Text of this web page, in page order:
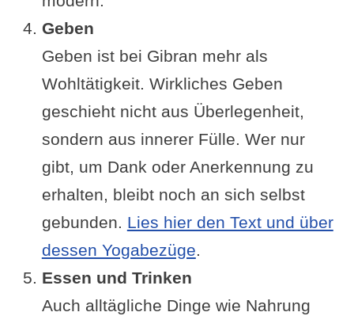
Geben
Geben ist bei Gibran mehr als
Wohltätigkeit. Wirkliches Geben
geschieht nicht aus Überlegenheit,
sondern aus innerer Fülle. Wer nur
gibt, um Dank oder Anerkennung zu
erhalten, bleibt noch an sich selbst
gebunden. Lies hier den Text und über
dessen Yogabezüge.
Essen und Trinken
Auch alltägliche Dinge wie Nahrung